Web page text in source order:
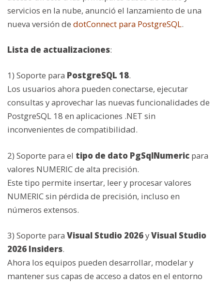
servicios en la nube, anunció el lanzamiento de una
nueva versión de dotConnect para PostgreSQL.
Lista de actualizaciones:
1) Soporte para PostgreSQL 18.
Los usuarios ahora pueden conectarse, ejecutar
consultas y aprovechar las nuevas funcionalidades de
PostgreSQL 18 en aplicaciones .NET sin
inconvenientes de compatibilidad.
2) Soporte para el tipo de dato PgSqlNumeric para
valores NUMERIC de alta precisión.
Este tipo permite insertar, leer y procesar valores
NUMERIC sin pérdida de precisión, incluso en
números extensos.
3) Soporte para Visual Studio 2026yVisual Studio
2026 Insiders.
Ahora los equipos pueden desarrollar, modelar y
mantener sus capas de acceso a datos en el entorno